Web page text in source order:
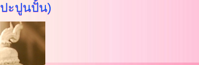
ะปูนปั้น)